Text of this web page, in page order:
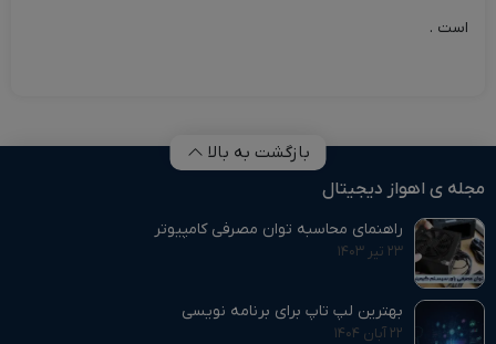
است .
بازگشت به بالا
مجله ی اهواز دیجیتال
راهنمای محاسبه توان مصرفی کامپیوتر
۲۳ تیر ۱۴۰۳
بهترین لپ تاپ برای برنامه نویسی
۲۲ آبان ۱۴۰۴